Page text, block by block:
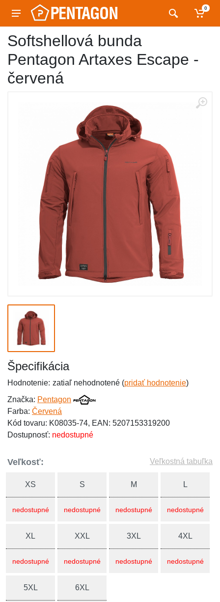
0
Softshellová bunda
Pentagon Artaxes Escape -
červená
Špecifikácia
Hodnotenie: zatiaľ nehodnotené (pridať hodnotenie)
Značka: Pentagon
Farba: Červená
Kód tovaru: K08035-74, EAN: 5207153319200
Dostupnosť: nedostupné
Veľkosť: Veľkostná tabuľka
XS
nedostupné
S
nedostupné
M
nedostupné
L
nedostupné
XL
nedostupné
XXL
nedostupné
3XL
nedostupné
4XL
nedostupné
5XL 6XL